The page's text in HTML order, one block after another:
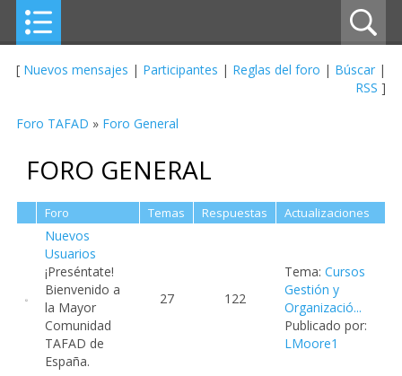
[ Nuevos mensajes | Participantes | Reglas del foro | Búscar |
RSS ]
Foro TAFAD » Foro General
FORO GENERAL
Foro Temas Respuestas Actualizaciones
Nuevos
Usuarios
¡Preséntate!
Bienvenido a
la Mayor
Comunidad
TAFAD de
España.
27 122
Tema: Cursos
Gestión y
Organizació...
Publicado por:
LMoore1